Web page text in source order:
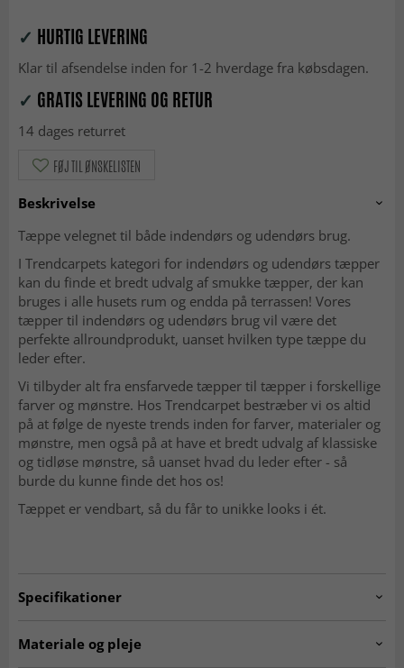
✓ HURTIG LEVERING
Klar til afsendelse inden for 1-2 hverdage fra købsdagen.
✓ GRATIS LEVERING OG RETUR
14 dages returret
FØJ TIL ØNSKELISTEN
Beskrivelse
Tæppe velegnet til både indendørs og udendørs brug.
I Trendcarpets kategori for indendørs og udendørs tæpper
kan du finde et bredt udvalg af smukke tæpper, der kan
bruges i alle husets rum og endda på terrassen! Vores
tæpper til indendørs og udendørs brug vil være det
perfekte allroundprodukt, uanset hvilken type tæppe du
leder efter.
Vi tilbyder alt fra ensfarvede tæpper til tæpper i forskellige
farver og mønstre. Hos Trendcarpet bestræber vi os altid
på at følge de nyeste trends inden for farver, materialer og
mønstre, men også på at have et bredt udvalg af klassiske
og tidløse mønstre, så uanset hvad du leder efter - så
burde du kunne finde det hos os!
Tæppet er vendbart, så du får to unikke looks i ét.
Specifikationer
Materiale og pleje